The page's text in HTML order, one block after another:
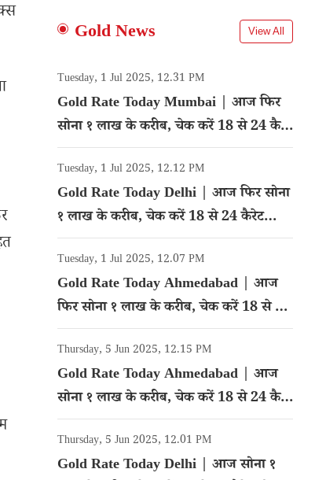
Gold News View All
Tuesday, 1 Jul 2025, 12.31 PM
Gold Rate Today Mumbai | आज फिर
सोना १ लाख के करीब, चेक करें 18 से 24 कैरेट
गोल्ड का रेट
Tuesday, 1 Jul 2025, 12.12 PM
Gold Rate Today Delhi | आज फिर सोना
१ लाख के करीब, चेक करें 18 से 24 कैरेट
गोल्ड का रेट
Tuesday, 1 Jul 2025, 12.07 PM
Gold Rate Today Ahmedabad | आज
फिर सोना १ लाख के करीब, चेक करें 18 से 24
कैरेट गोल्ड का रेट
Thursday, 5 Jun 2025, 12.15 PM
Gold Rate Today Ahmedabad | आज
सोना १ लाख के करीब, चेक करें 18 से 24 कैरेट
गोल्ड का रेट
Thursday, 5 Jun 2025, 12.01 PM
Gold Rate Today Delhi | आज सोना १